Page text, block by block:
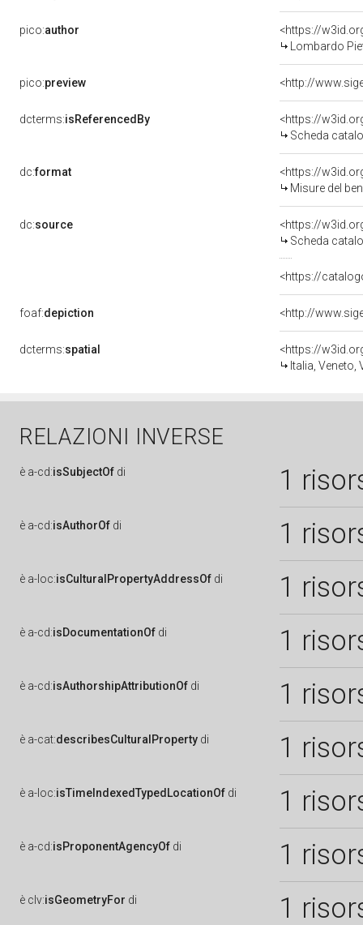
pico:author
<https://
Lombardo
pico:preview
dcterms:isReferencedBy
<https://
Scheda
dc:format
<https://
Misure del
dc:source
<https://
Scheda
<https://
foaf:depiction
dcterms:spatial
<https://
Italia, Veneto,
RELAZIONI INVERSE
è a-cd:isSubjectOf di 1
è a-cd:isAuthorOf di 1
è a-loc:isCulturalPropertyAddressOf di 1
è a-cd:isDocumentationOf di 1
è a-cd:isAuthorshipAttributionOf di 1
è a-cat:describesCulturalProperty di 1
è a-loc:isTimeIndexedTypedLocationOf di 1
è a-cd:isProponentAgencyOf di 1
è clv:isGeometryFor di 1